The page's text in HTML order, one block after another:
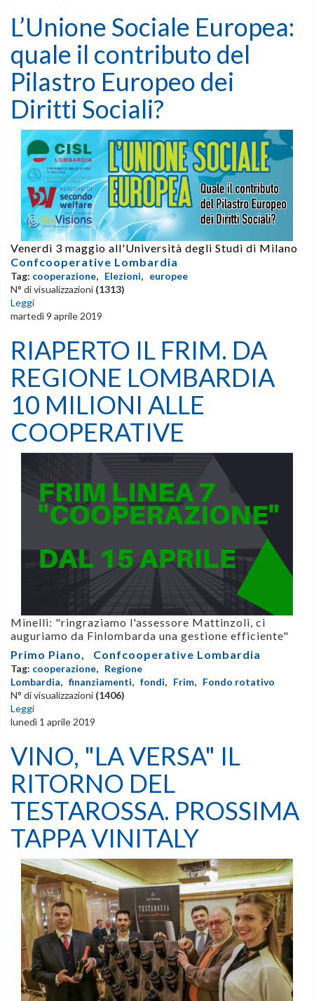
L’Unione Sociale Europea:
quale il contributo del
Pilastro Europeo dei
Diritti Sociali?
Venerdì 3 maggio all'Università degli Studi di Milano
Confcooperative Lombardia
Tag: cooperazione, Elezioni, europee
N° di visualizzazioni (1313)
Leggi
martedì 9 aprile 2019
RIAPERTO IL FRIM. DA
REGIONE LOMBARDIA
10 MILIONI ALLE
COOPERATIVE
Minelli: "ringraziamo l'assessore Mattinzoli, ci
auguriamo da Finlombarda una gestione efficiente"
Primo Piano, Confcooperative Lombardia
Tag: cooperazione, Regione
Lombardia, finanziamenti, fondi, Frim, Fondo rotativo
N° di visualizzazioni (1406)
Leggi
lunedì 1 aprile 2019
VINO, "LA VERSA" IL
RITORNO DEL
TESTAROSSA. PROSSIMA
TAPPA VINITALY